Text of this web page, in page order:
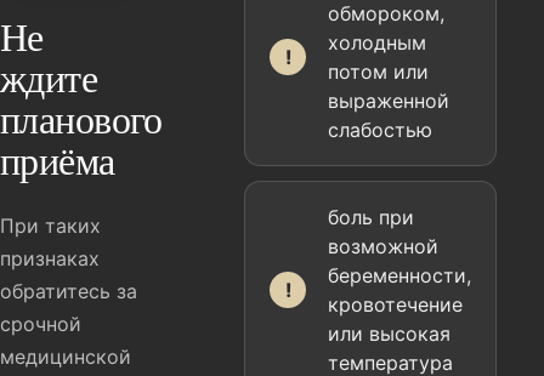
Не
ждите
планового
приёма
При таких
признаках
обратитесь за
срочной
медицинской
!
обмороком,
холодным
потом или
выраженной
слабостью
!
боль при
возможной
беременности,
кровотечение
или высокая
температура